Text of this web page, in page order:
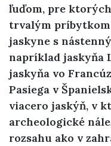
ľuďom, pre
trvalým
jaskyne s
napríklad jaskyňa
jaskyňa vo
Pasiega v
viacero jaskýň, v
archeologické
rozsahu ako v